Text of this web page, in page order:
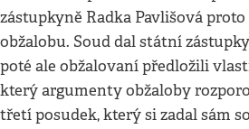
zástupkyně Radka Pavlišová
obžalobu. Soud dal státní
poté ale obžalovaní předložili
který argumenty obžaloby
třetí posudek, který si zadal sám